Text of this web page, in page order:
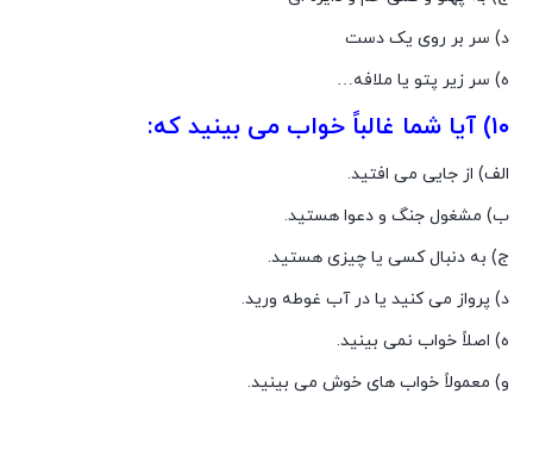
د) سر بر روى یک دست
ه) سر زیر پتو یا ملافه…
۱۰) آیا شما غالباً خواب مى بینید که:
الف) از جایى مى افتید.
ب) مشغول جنگ و دعوا هستید.
ج) به دنبال کسى یا چیزى هستید.
د) پرواز مى کنید یا در آب غوطه ورید.
ه) اصلاً خواب نمى بینید.
و) معمولاً خواب هاى خوش مى بینید.